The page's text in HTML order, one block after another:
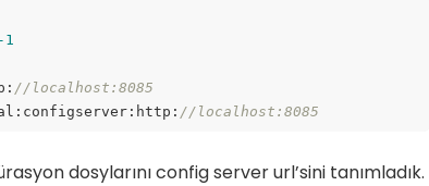
-1
//localhost:8085
//localhost:8085
dosylarını config server url’sini tanımladık.